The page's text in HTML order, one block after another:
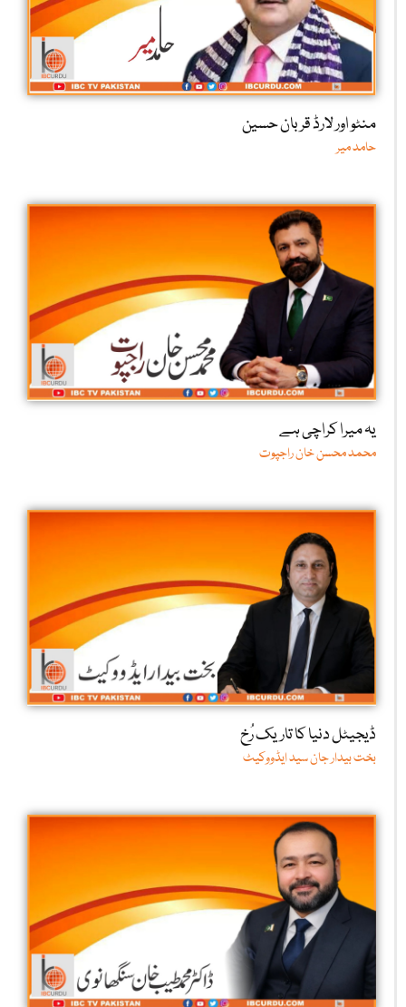
منٹو اور لارڈ قربان حسین
حامد میر
یہ میرا کراچی ہے
محمد محسن خان راجپوت
ڈیجیٹل دنیا کا تاریک رُخ
بخت بیدار جان سید ایڈووکیٹ